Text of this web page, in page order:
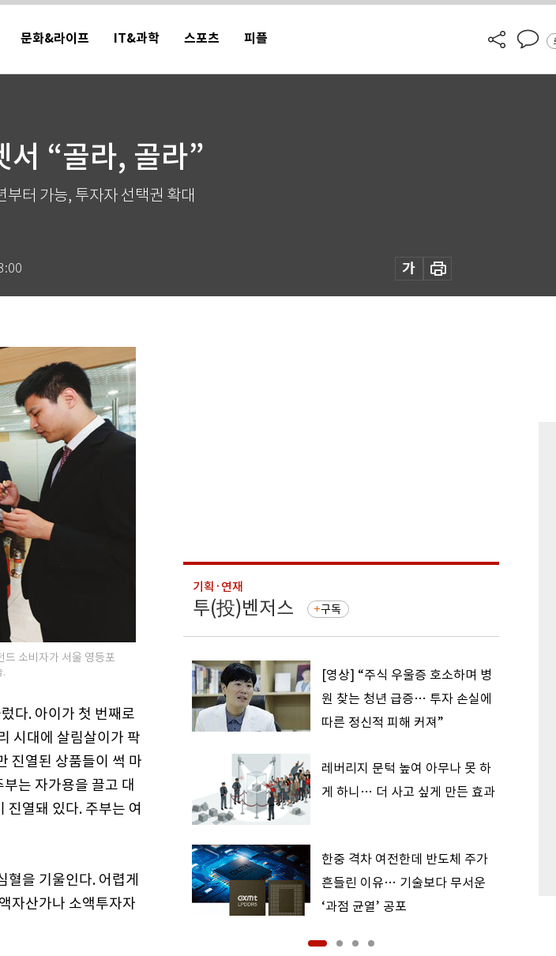
문화&라이프 IT&과학 스포츠 피플
서 “골라, 골라”
부터 가능, 투자자 선택권 확대
드 소비자가 서울 영등포
다. 아이가 첫 번째로
시대에 살림살이가 팍
진열된 상품들이 썩 마
는 자가용을 끌고 대
열돼 있다. 주부는 여
을 기울인다. 어렵게
자산가나 소액투자자
기획·연재
투(投)벤저스 구독
[영상] “주식 우울증 호소하며 병
원 찾는 청년 급증… 투자 손실에
따른 정신적 피해 커져”
레버리지 문턱 높여 아무나 못 하
게 하니… 더 사고 싶게 만든 효과
한중 격차 여전한데 반도체 주가
흔들린 이유… 기술보다 무서운
‘과점 균열’ 공포